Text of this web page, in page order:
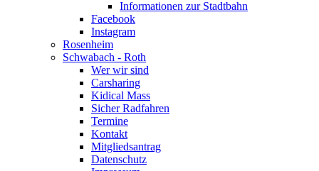
Informationen zur Stadtbahn
Facebook
Instagram
Rosenheim
Schwabach - Roth
Wer wir sind
Carsharing
Kidical Mass
Sicher Radfahren
Termine
Kontakt
Mitgliedsantrag
Datenschutz